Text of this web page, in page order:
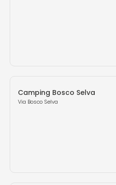
Camping Bosco Selva
Via Bosco Selva